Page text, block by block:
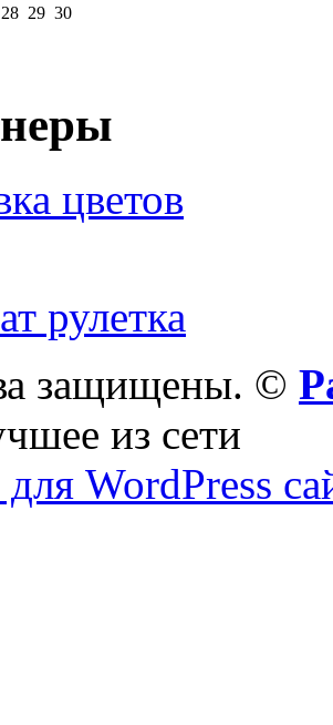
28 29 30
цветов
рулетка
защищены. ©
из сети
WordPress